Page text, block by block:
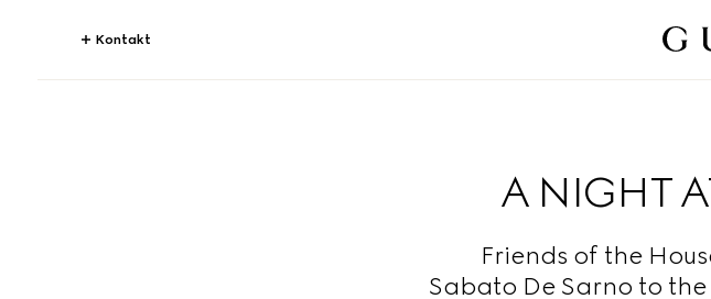
Kontakt
A NIGHT
Friends of the
Sabato De Sarno to